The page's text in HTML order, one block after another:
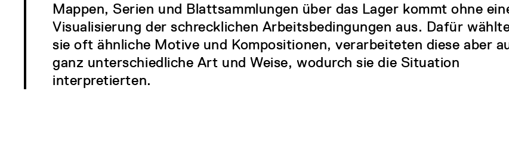
Mappen, Serien und Blattsammlungen über das Lager kommt ohne
Visualisierung der schrecklichen Arbeitsbedingungen aus. Dafür
sie oft ähnliche Motive und Kompositionen, verarbeiteten diese aber
ganz unterschiedliche Art und Weise, wodurch sie die Situation
interpretierten.